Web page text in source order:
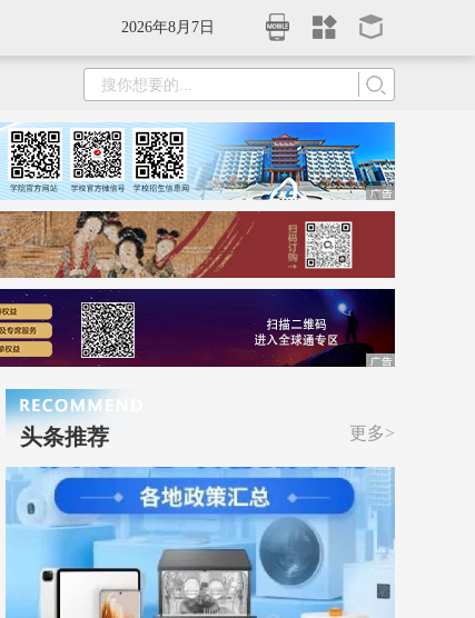
2026年8月7日
更多>
头条推荐